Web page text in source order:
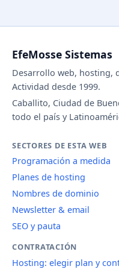
EfeMosse Sistemas
Desarrollo web, hosting,
Actividad desde 1999.
Caballito, Ciudad de
todo el país y
SECTORES DE ESTA WEB
Programación a medida
Planes de hosting
Nombres de dominio
Newsletter & email
SEO y pauta
CONTRATACIÓN
Hosting: elegir plan y